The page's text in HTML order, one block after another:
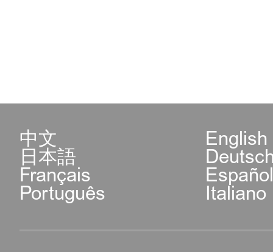
中文 English
日本語
Français
Português Italiano